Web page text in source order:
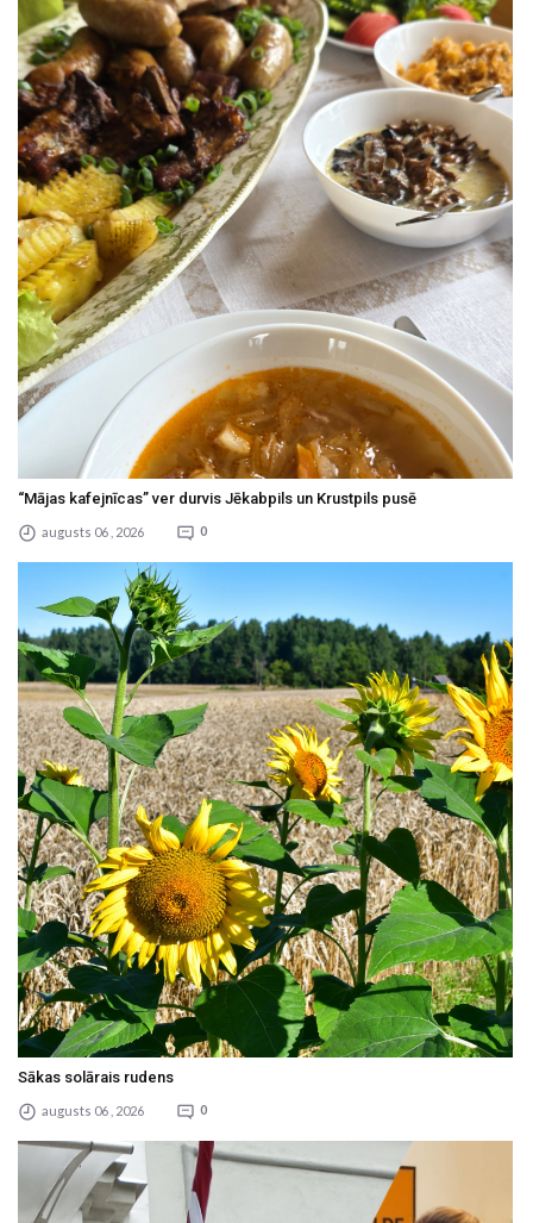
“Mājas kafejnīcas” ver durvis Jēkabpils un Krustpils pusē
augusts 06 , 2026 0
Sākas solārais rudens
augusts 06 , 2026 0